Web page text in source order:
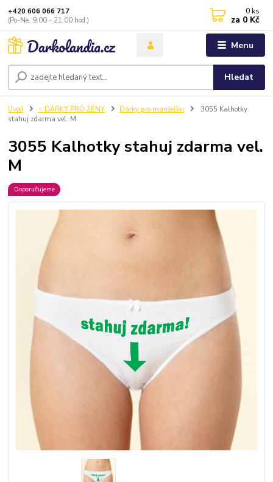
Menu
Hledat
+420 606 066 717
(Po-Ne, 9:00 - 21:00 hod.)
0 ks
za 0 Kč
Úvod ♀️ DÁRKY PRO ŽENY Dárky pro manželku
3055 Kalhotky
stahuj zdarma vel. M
3055 Kalhotky stahuj zdarma vel.
M
Doporučujeme